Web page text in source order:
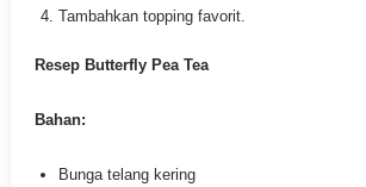
Tambahkan topping favorit.
Resep Butterfly Pea Tea
Bahan:
Bunga telang kering